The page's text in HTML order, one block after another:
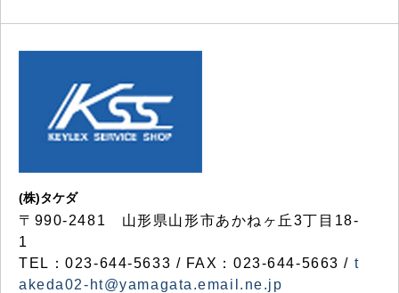
(株)タケダ
〒990-2481 山形県山形市あかねヶ丘3丁目18-
1
TEL：023-644-5633 / FAX：023-644-5663 / t
akeda02-ht@yamagata.email.ne.jp